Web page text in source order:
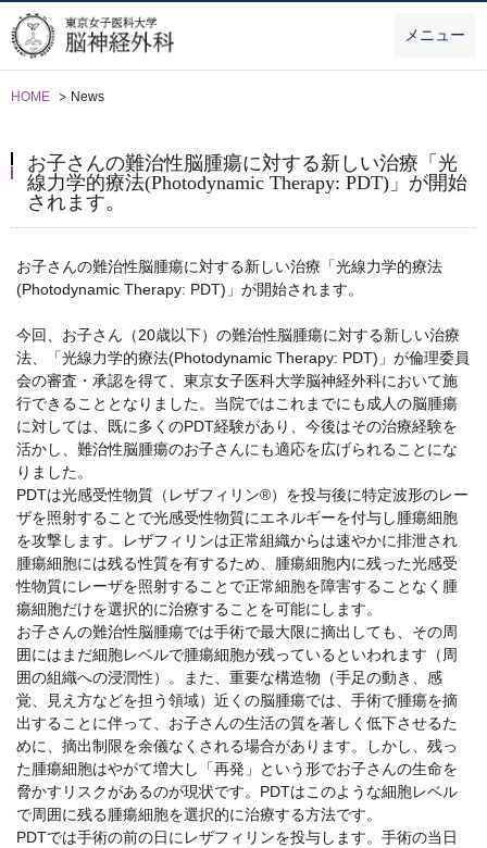
メニュー
HOME News
お子さんの難治性脳腫瘍に対する新しい治療「光
線力学的療法(Photodynamic Therapy: PDT)」が開始
されます。
お子さんの難治性脳腫瘍に対する新しい治療「光線力学的療法
(Photodynamic Therapy: PDT)」が開始されます。
今回、お子さん（20歳以下）の難治性脳腫瘍に対する新しい治療
法、「光線力学的療法(Photodynamic Therapy: PDT)」が倫理委員
会の審査・承認を得て、東京女子医科大学脳神経外科において施
行できることとなりました。当院ではこれまでにも成人の脳腫瘍
に対しては、既に多くのPDT経験があり、今後はその治療経験を
活かし、難治性脳腫瘍のお子さんにも適応を広げられることにな
りました。
PDTは光感受性物質（レザフィリン®）を投与後に特定波形のレー
ザを照射することで光感受性物質にエネルギーを付与し腫瘍細胞
を攻撃します。レザフィリンは正常組織からは速やかに排泄され
腫瘍細胞には残る性質を有するため、腫瘍細胞内に残った光感受
性物質にレーザを照射することで正常細胞を障害することなく腫
瘍細胞だけを選択的に治療することを可能にします。
お子さんの難治性脳腫瘍では手術で最大限に摘出しても、その周
囲にはまだ細胞レベルで腫瘍細胞が残っているといわれます（周
囲の組織への浸潤性）。また、重要な構造物（手足の動き、感
覚、見え方などを担う領域）近くの脳腫瘍では、手術で腫瘍を摘
出することに伴って、お子さんの生活の質を著しく低下させるた
めに、摘出制限を余儀なくされる場合があります。しかし、残っ
た腫瘍細胞はやがて増大し「再発」という形でお子さんの生命を
脅かすリスクがあるのが現状です。PDTはこのような細胞レベル
で周囲に残る腫瘍細胞を選択的に治療する方法です。
PDTでは手術の前の日にレザフィリンを投与します。手術の当日